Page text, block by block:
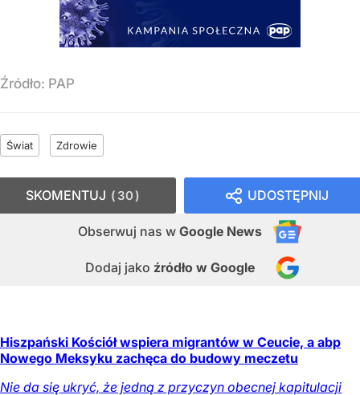
Źródło: PAP
Świat Zdrowie
UDOSTĘPNIJ
Obserwuj nas w Google News
Dodaj jako źródło w Google
SKOMENTUJ 30
Hiszpański Kościół wspiera migrantów w Ceucie, a abp
Nowego Meksyku zachęca do budowy meczetu
Nie da się ukryć, że jedną z przyczyn obecnej kapitulacji